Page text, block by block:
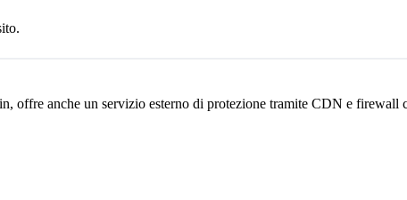
offre anche un servizio esterno di protezione tramite CDN e firewall